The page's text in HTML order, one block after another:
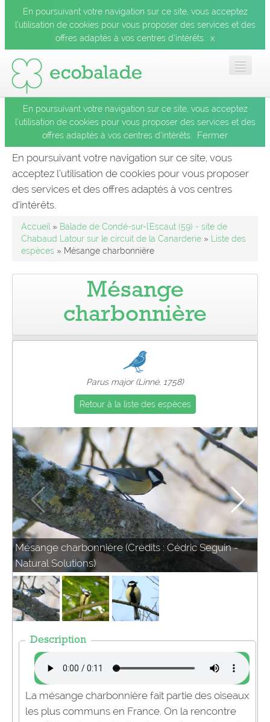
En poursuivant votre navigation sur ce site, vous acceptez
l’utilisation de cookies pour vous proposer des services et des
offres adaptés à vos centres d’intérêts.
x
Accueil
Les balades
Les espèces
En poursuivant votre navigation sur ce site, vous acceptez
l’utilisation de cookies pour vous proposer des services et des
offres adaptés à vos centres d’intérêts.
Fermer
En poursuivant votre navigation sur ce site, vous
acceptez l’utilisation de cookies pour vous proposer
des services et des offres adaptés à vos centres
d’intérêts.
Accueil » Balade de Condé-sur-l'Escaut (59) - site de
Chabaud Latour sur le circuit de la Canarderie »
Liste des
espèces » Mésange charbonnière
Mésange
charbonnière
Parus major (Linné, 1758)
Retour à la liste des espèces
Mésange charbonnière (Crédits : Cédric Seguin -
Natural Solutions)
Description
La mésange charbonnière fait partie des oiseaux
les plus communs en France. On la rencontre